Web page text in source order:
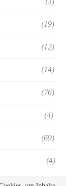
(19)
(12)
(14)
(76)
(4)
(69)
(4)